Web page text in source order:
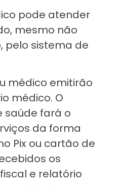
pode atender
mesmo não
pelo sistema de
médico emitirão
médico. O
saúde fará o
da forma
Pix ou cartão de
os
e relatório